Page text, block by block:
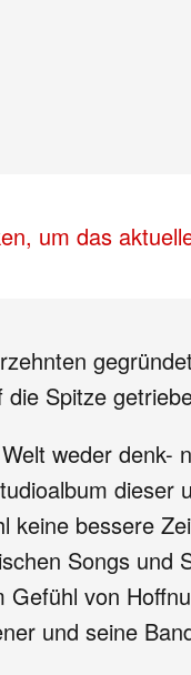
um das
Spitze
weder
dieser
bessere
Songs und
von
und seine